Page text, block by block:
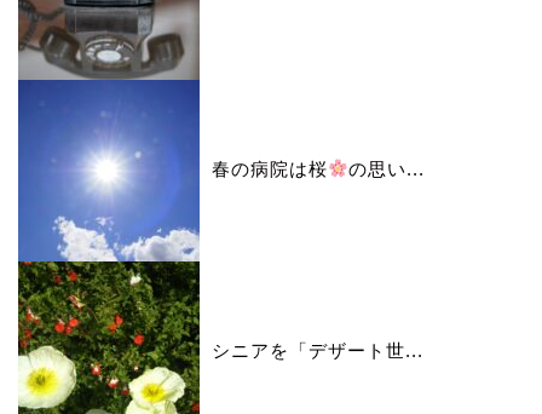
春の病院は桜 の思い...
シニアを「デザート世...